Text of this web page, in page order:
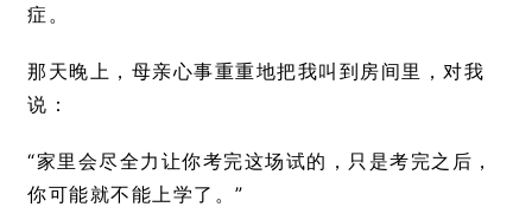
症。
那天晚上，母亲心事重重地把我叫到房间里，对我
说：
“家里会尽全力让你考完这场试的，只是考完之后，
你可能就不能上学了。”